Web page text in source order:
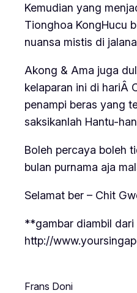
Kemudian yang
Tionghoa KongHucu
nuansa mistis di
Akong & Ama juga
kelaparan ini di hariÂ
penampi beras yang
saksikanlah Hantu-
Boleh percaya boleh
bulan purnama aja
Selamat ber – Chit
**gambar diambil dari
http://
Frans Doni